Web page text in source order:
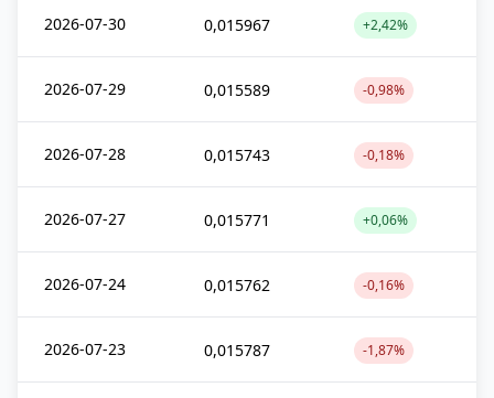
2026-07-30 0,015967 +2,42%
2026-07-29 0,015589 -0,98%
2026-07-28 0,015743 -0,18%
2026-07-27 0,015771 +0,06%
2026-07-24 0,015762 -0,16%
2026-07-23 0,015787 -1,87%